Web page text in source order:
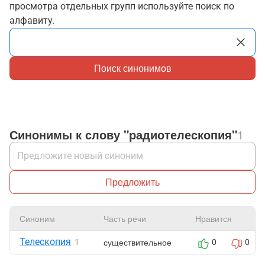
просмотра отдельных групп используйте поиск по
алфавиту.
Поиск синонимов
Синонимы к слову "радиотелескопия"1
Предложить
Синоним Часть речи Нравится
Телескопия 1 существительное 0 0